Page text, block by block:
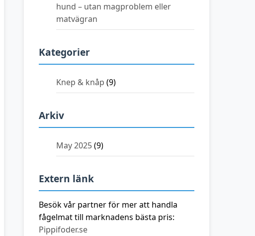
hund – utan magproblem eller
matvägran
Kategorier
Knep & knåp (9)
Arkiv
May 2025(9)
Extern länk
Besök vår partner för mer att handla
fågelmat till marknadens bästa pris:
Pippifoder.se